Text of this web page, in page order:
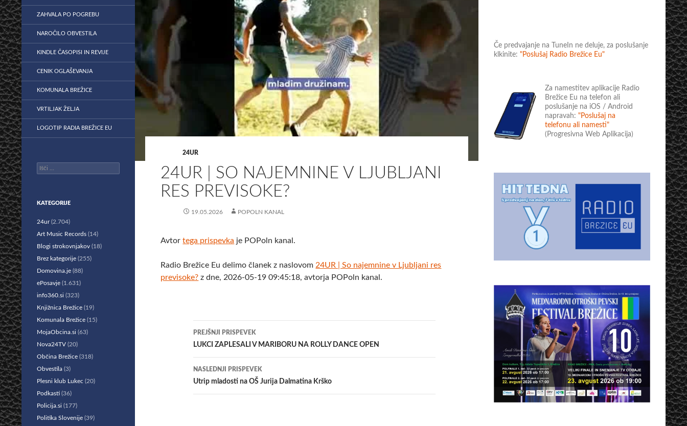
24UR
24UR | SO NAJEMNINE V LJUBLJANI
RES PREVISOKE?
19.05.2026 POPOLN KANAL
Avtortega prispevka je POPoln kanal.
Radio Brežice Eu delimo članek z naslovom 24UR | So najemnine v Ljubljani res
previsoke? z dne, 2026-05-19 09:45:18, avtorja POPoln kanal.
Krmarjenje
po
prispevkih
PREJŠNJI PRISPEVEK
LUKCI ZAPLESALI V MARIBORU NA ROLLY DANCE OPEN
NASLEDNJI PRISPEVEK
​Utrip mladosti na OŠ Jurija Dalmatina Krško
Če predvajanje na TuneIn ne deluje, za poslušanje
klkinite: "Poslušaj Radio Brežice Eu"
Za namestitev aplikacije Radio
Brežice Eu na telefon ali
poslušanje na iOS / Android
napravah: "Poslušaj na
telefonu ali namesti"
(Progresivna Web Aplikacija)
ZAHVALA PO POGREBU
NAROČILO OBVESTILA
KINDLE ČASOPISI IN REVIJE
CENIK OGLAŠEVANJA
KOMUNALA BREŽICE
VRTILJAK ŽELJA
LOGOTIP RADIA BREŽICE EU
Išči:
KATEGORIJE
24ur(2.704)
Art Music Records (14)
Blogi strokovnjakov (18)
Brez kategorije (255)
Domovina.je (88)
ePosavje (1.631)
info360.si (323)
Knjižnica Brežice (19)
Komunala Brežice (15)
MojaObcina.si (63)
Nova24TV (20)
Občina Brežice (318)
Obvestila (3)
Plesni klub Lukec (20)
Podkasti (36)
Policija.si (177)
Politika Slovenije (39)